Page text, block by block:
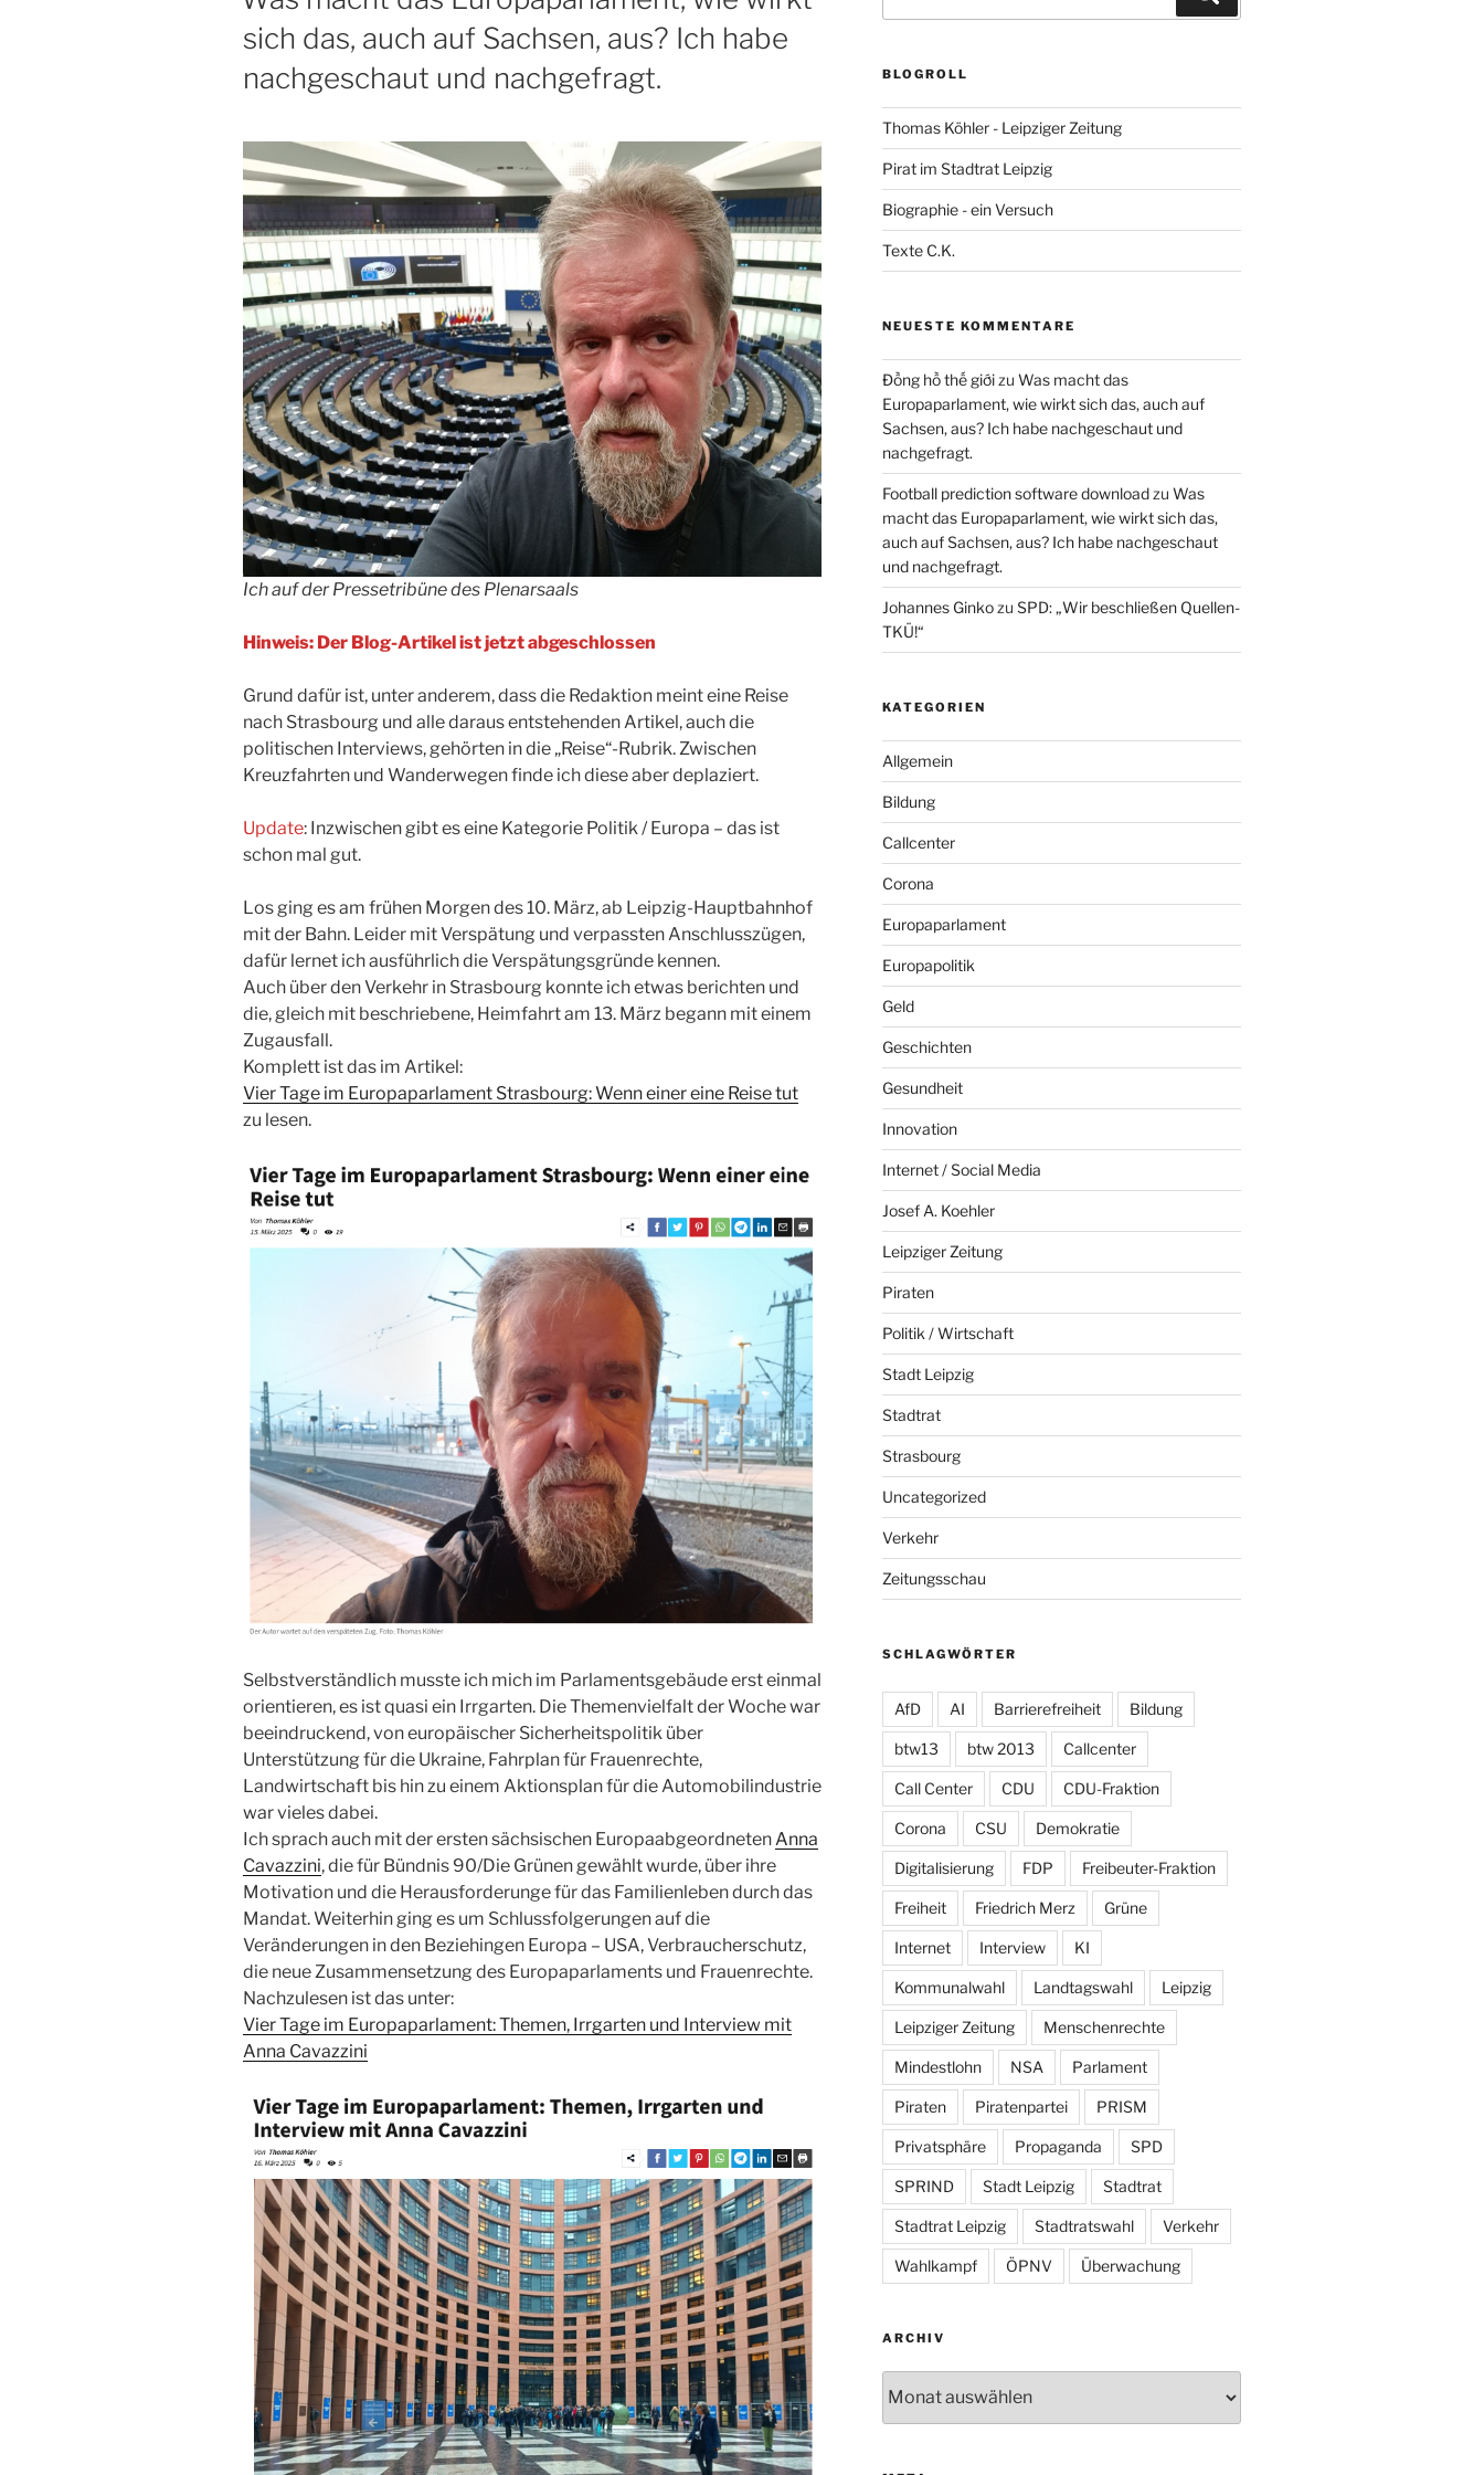
sich das, auch auf Sachsen, aus? Ich habe
nachgeschaut und nachgefragt.
Ich auf der Pressetribüne des Plenarsaals
Hinweis: Der Blog-Artikel ist jetzt abgeschlossen
Grund dafür ist, unter anderem, dass die Redaktion meint eine Reise
nach Strasbourg und alle daraus entstehenden Artikel, auch die
politischen Interviews, gehörten in die „Reise“-Rubrik. Zwischen
Kreuzfahrten und Wanderwegen finde ich diese aber deplaziert.
Update: Inzwischen gibt es eine Kategorie Politik / Europa – das ist
schon mal gut.
Los ging es am frühen Morgen des 10. März, ab Leipzig-Hauptbahnhof
mit der Bahn. Leider mit Verspätung und verpassten Anschlusszügen,
dafür lernet ich ausführlich die Verspätungsgründe kennen.
Auch über den Verkehr in Strasbourg konnte ich etwas berichten und
die, gleich mit beschriebene, Heimfahrt am 13. März begann mit einem
Zugausfall.
Komplett ist das im Artikel:
Vier Tage im Europaparlament Strasbourg: Wenn einer eine Reise tut
zu lesen.
Selbstverständlich musste ich mich im Parlamentsgebäude erst einmal
orientieren, es ist quasi ein Irrgarten. Die Themenvielfalt der Woche war
beeindruckend, von europäischer Sicherheitspolitik über
Unterstützung für die Ukraine, Fahrplan für Frauenrechte,
Landwirtschaft bis hin zu einem Aktionsplan für die Automobilindustrie
war vieles dabei.
Ich sprach auch mit der ersten sächsischen EuropaabgeordnetenAnna
Cavazzini, die für Bündnis 90/Die Grünen gewählt wurde, über ihre
Motivation und die Herausforderunge für das Familienleben durch das
Mandat. Weiterhin ging es um Schlussfolgerungen auf die
Veränderungen in den Beziehingen Europa – USA, Verbraucherschutz,
die neue Zusammensetzung des Europaparlaments und Frauenrechte.
Nachzulesen ist das unter:
Vier Tage im Europaparlament: Themen, Irrgarten und Interview mit
Anna Cavazzini
BLOGROLL
Thomas Köhler - Leipziger Zeitung
Pirat im Stadtrat Leipzig
Biographie - ein Versuch
Texte C.K.
NEUESTE KOMMENTARE
Đồng hồ thế giớizu Was macht das
Europaparlament, wie wirkt sich das, auch auf
Sachsen, aus? Ich habe nachgeschaut und
nachgefragt.
Football prediction software downloadzu Was
macht das Europaparlament, wie wirkt sich das,
auch auf Sachsen, aus? Ich habe nachgeschaut
und nachgefragt.
Johannes Ginkozu SPD: „Wir beschließen Quellen-
TKÜ!“
KATEGORIEN
Allgemein
Bildung
Callcenter
Corona
Europaparlament
Europapolitik
Geld
Geschichten
Gesundheit
Innovation
Internet / Social Media
Josef A. Koehler
Leipziger Zeitung
Piraten
Politik / Wirtschaft
Stadt Leipzig
Stadtrat
Strasbourg
Uncategorized
Verkehr
Zeitungsschau
SCHLAGWÖRTER
AfD AI Barrierefreiheit Bildung
btw13 btw 2013 Callcenter
Call Center CDU CDU-Fraktion
Corona CSU Demokratie
Digitalisierung FDP Freibeuter-Fraktion
Freiheit Friedrich Merz Grüne
Internet Interview KI
Kommunalwahl Landtagswahl Leipzig
Leipziger Zeitung Menschenrechte
Mindestlohn NSA Parlament
Piraten Piratenpartei PRISM
Privatsphäre Propaganda SPD
SPRIND Stadt Leipzig Stadtrat
Stadtrat Leipzig Stadtratswahl Verkehr
Wahlkampf ÖPNV Überwachung
ARCHIV